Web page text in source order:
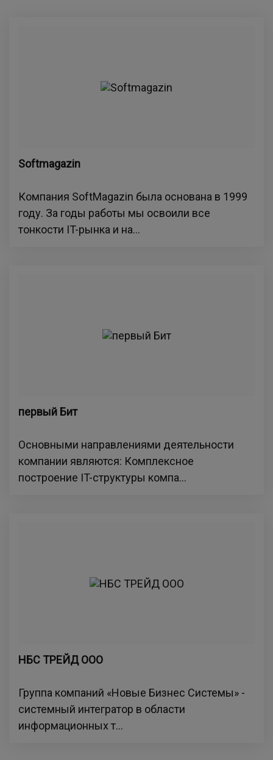
Softmagazin
Компания SoftMagazin была основана в 1999
году. За годы работы мы освоили все
тонкости IT-рынка и на...
первый Бит
Основными направлениями деятельности
компании являются: Комплексное
построение IT-структуры компа...
НБС ТРЕЙД ООО
Группа компаний «Новые Бизнес Системы» -
системный интегратор в области
информационных т...